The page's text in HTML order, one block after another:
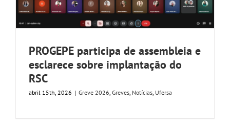
PROGEPE participa de assembleia e
esclarece sobre implantação do
RSC
abril 15th, 2026 | Greve 2026, Greves, Notícias, Ufersa